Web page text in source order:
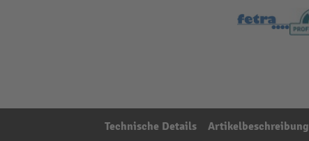
Technische Details Artikelbeschreibung